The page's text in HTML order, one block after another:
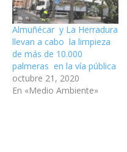
Almuñécar y La Herradura
llevan a cabo la limpieza
de más de 10.000
palmeras en la vía pública
octubre 21, 2020
En «Medio Ambiente»